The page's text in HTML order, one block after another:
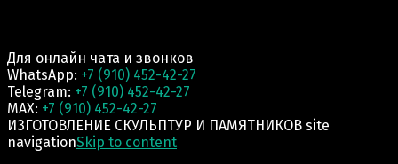
Для онлайн чата и звонков
WhatsApp: +7 (910) 452-42-27
Telegram: +7 (910) 452-42-27
MAX: +7 (910) 452-42-27
ИЗГОТОВЛЕНИЕ СКУЛЬПТУР И ПАМЯТНИКОВ site
navigationSkip to content